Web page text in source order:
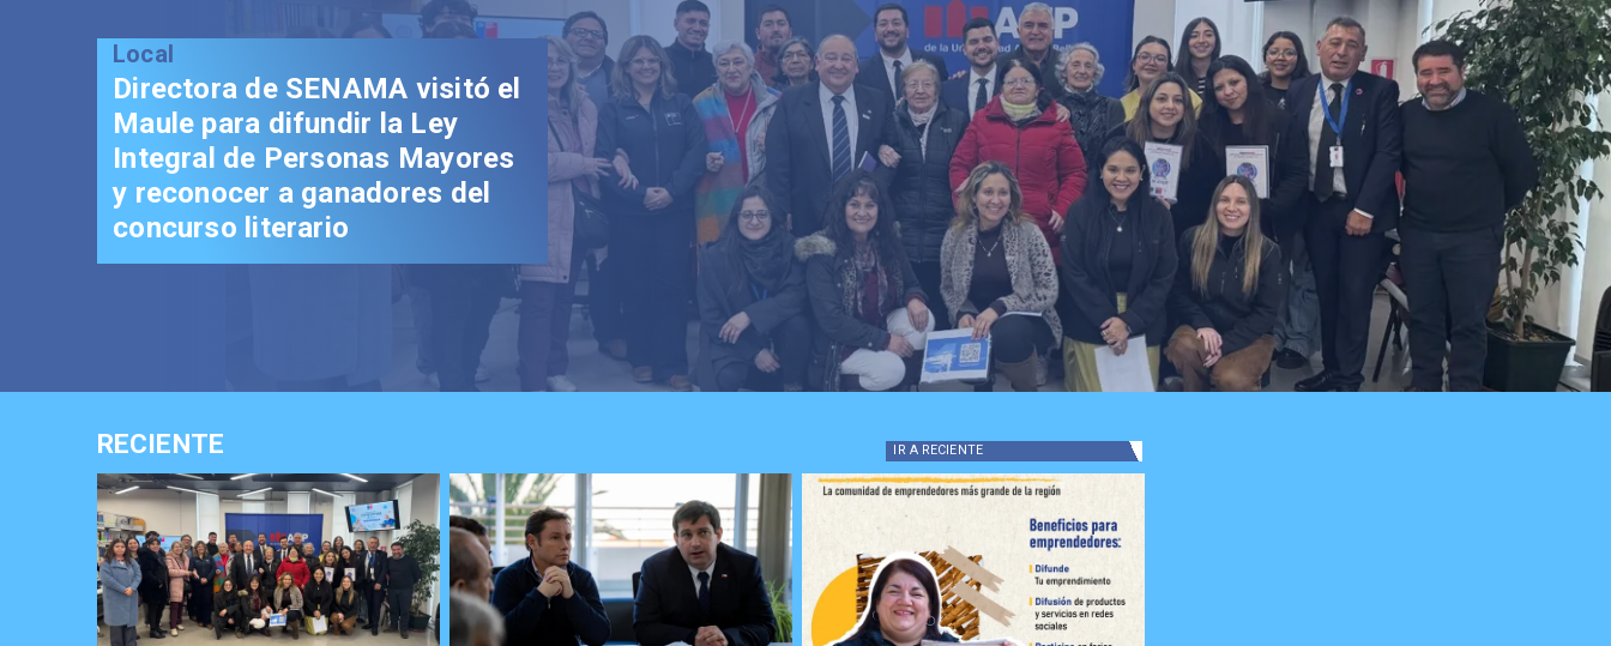
Local
Gobernador Álvarez-
Salamanca impulsa
fortalecimiento del Paso
Pehuenche
RECIENTE IR A RECIENTE